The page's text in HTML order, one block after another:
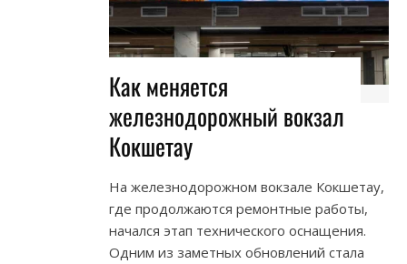
Как меняется
железнодорожный вокзал
Кокшетау
На железнодорожном вокзале Кокшетау,
где продолжаются ремонтные работы,
начался этап технического оснащения.
Одним из заметных обновлений стала